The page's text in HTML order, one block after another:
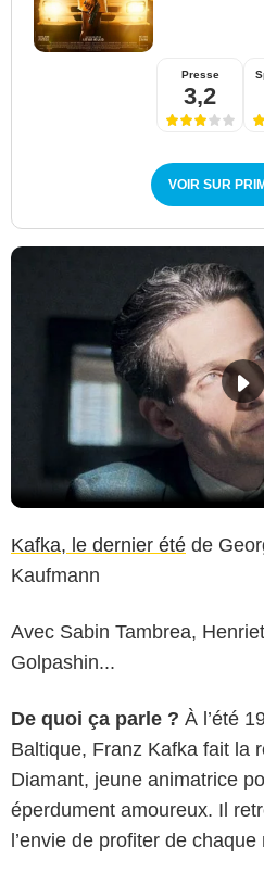
Presse
3,2
VOIR SUR
Kafka, le dernier été de
Kaufmann
Avec Sabin Tambrea,
Golpashin...
De quoi ça parle ? À l’été
Baltique, Franz Kafka fait la
Diamant, jeune animatrice
éperdument amoureux. Il
l’envie de profiter de chaque